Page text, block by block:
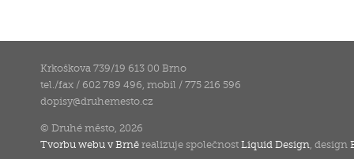
Krkoškova 739/19 613 00 Brno
tel./fax / 602 789 496, mobil / 775 216 596
dopisy@druhemesto.cz
© Druhé město, 2026
Tvorbu webu v Brně realizuje společnostLiquid Design , design